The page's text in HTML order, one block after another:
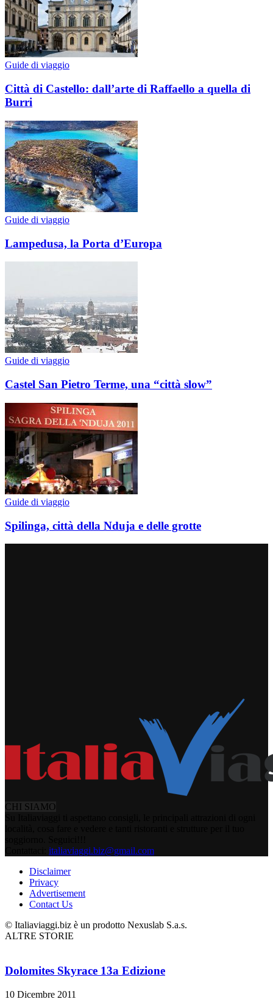
Guide di viaggio
Città di Castello: dall’arte di Raffaello a quella di
Burri
Guide di viaggio
Lampedusa, la Porta d’Europa
Guide di viaggio
Castel San Pietro Terme, una “città slow”
Guide di viaggio
Spilinga, città della Nduja e delle grotte
CHI SIAMO
italiaviaggi.biz@gmail.com
Disclaimer
Privacy
Advertisement
Contact Us
© Italiaviaggi.biz è un prodotto Nexuslab S.a.s.
ALTRE STORIE
Dolomites Skyrace 13a Edizione
10 Dicembre 2011